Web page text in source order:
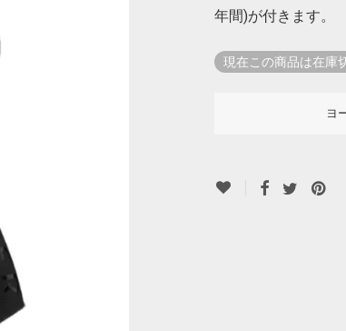
年間)が付きます。
現在この商品は在庫
ヨ